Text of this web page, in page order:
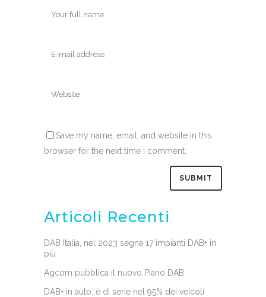
Save my name, email, and website in this
browser for the next time I comment.
Articoli Recenti
DAB Italia, nel 2023 segna 17 impianti DAB+ in
più
Agcom pubblica il nuovo Piano DAB
DAB+ in auto, è di serie nel 95% dei veicoli